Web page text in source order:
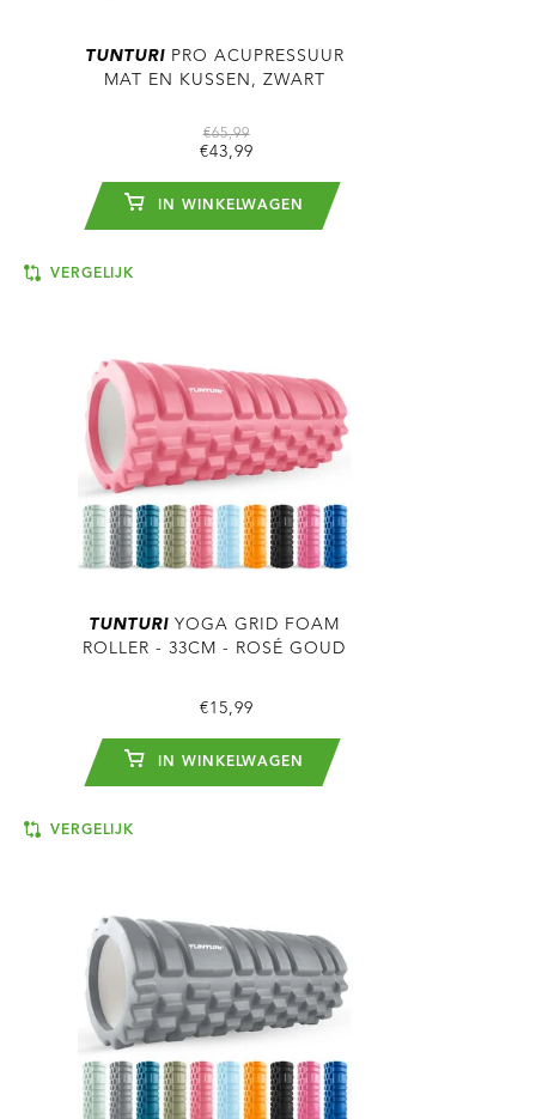
TUNTURIPRO ACUPRESSUUR
MAT EN KUSSEN, ZWART
€65,99
€43,99
IN WINKELWAGEN
VERGELIJK
TUNTURI YOGA GRID FOAM
ROLLER - 33CM - ROSÉ GOUD
€15,99
IN WINKELWAGEN
VERGELIJK